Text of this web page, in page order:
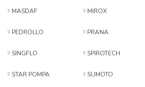
MASDAF MİROX
PEDROLLO PRANA
SİNGFLO SPIROTECH
STAR POMPA SUMOTO